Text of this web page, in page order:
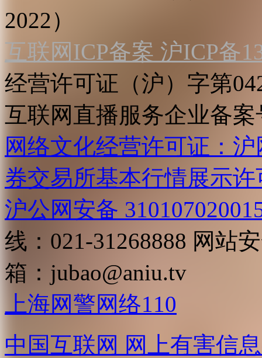
2022）
互联网ICP备案 沪ICP备
经营许可证（沪）字第
互联网直播服务企业备案
网络文化经营许可证：
券交易所基本行情展示许
沪公网安备
线：021-31268888 网站
箱： jubao@aniu.tv
上海网警网络110
中国互联网 网上有害信